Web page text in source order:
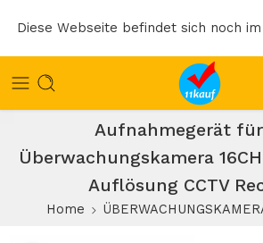
Diese Webseite befindet sich noch im
Aufnahmegerät für
Überwachungskamera
Auflösung CCTV
Home